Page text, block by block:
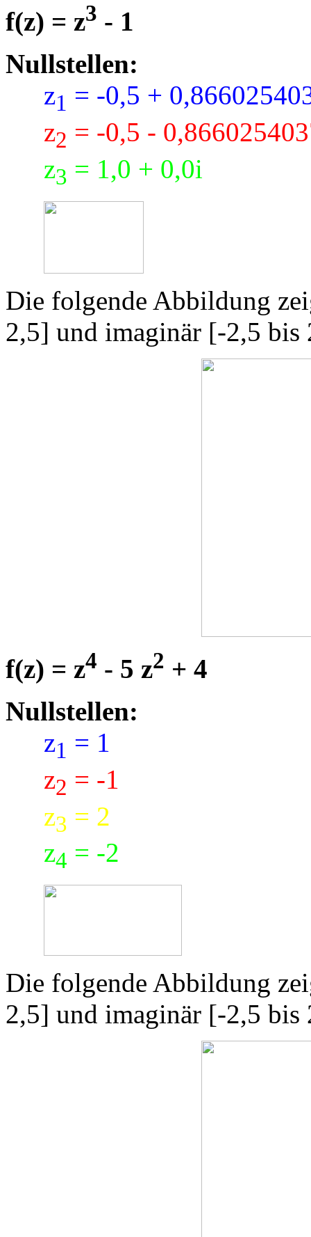
f(z) = z3 - 1
Nullstellen:
z1 = -0,5 +
z2 = -0,5 -
z3 = 1,0 + 0,0i
Die folgende Abbildung
2,5] und imaginär [-2,5 bis
f(z) = z4 - 5 z2 + 4
Nullstellen:
z1 = 1
z2 = -1
z3 = 2
z4 = -2
Die folgende Abbildung
2,5] und imaginär [-2,5 bis